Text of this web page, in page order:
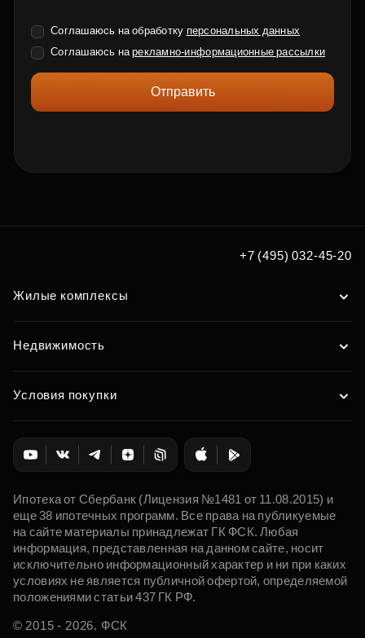
Соглашаюсь на обработку персональных данных
Соглашаюсь нарекламно-информационные рассылки
Отправить
+7 (495) 032-45-20
Жилые комплексы
Недвижимость
Условия покупки
Ипотека от Сбербанк (Лицензия №1481 от 11.08.2015) и
еще 38 ипотечных программ. Все права на публикуемые
на сайте материалы принадлежат ГК ФСК. Любая
информация, представленная на данном сайте, носит
исключительно информационный характер и ни при каких
условиях не является публичной офертой, определяемой
положениями статьи 437 ГК РФ.
© 2015 - 2026. ФСК